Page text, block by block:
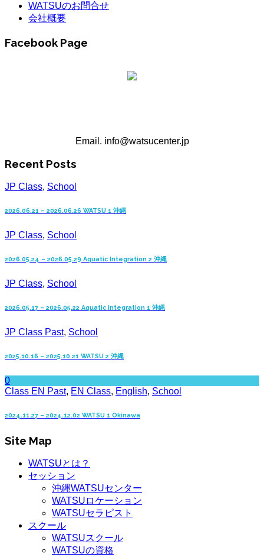
WATSUのお問合せ
会社概要
Facebook Page
Email. info@watsucenter.jp
Recent Posts
JP Class, School
2026.06.21 – 2026.06.26 WATSU 1 沖縄
JP Class, School
2026.05.24 – 2026.05.29 Aquatic Integration 2 沖縄
JP Class, School
2026.05.17 – 2026.05.22 Aquatic Integration 1 沖縄
JP Class Past, School
2025.10.16 – 2025.10.21 WATSU 2 沖縄
0
Class EN Past, EN Class, English, School
2024.11.27 – 2024.12.02 WATSU 1 Okinawa
Site Map
WATSUとは？
セッション
沖縄WATSUセンター
WATSUロケーション
WATSUセラピスト
スクール
WATSUスクール
WATSUの資格